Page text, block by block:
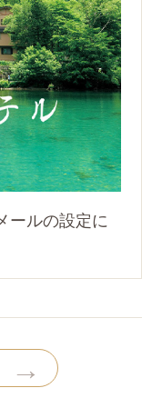
ールの設定に
→